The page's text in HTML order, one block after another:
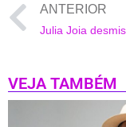
ANTERIOR
VEJA TAMBÉM